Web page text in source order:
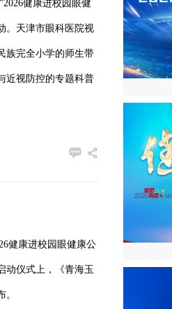
健康进校园眼健
。天津市眼科医院视
族完全小学的师生带
近视防控的专题科普
健康进校园眼健康公
动仪式上，《青海玉